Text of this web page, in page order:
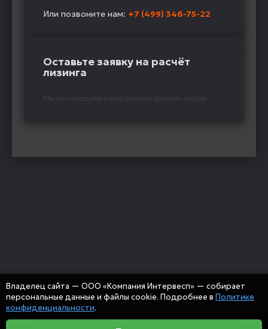
Или позвоните нам: +7 (499) 346-75-22
Оставьте заявку на расчёт
лизинга
Мы не передаём ваши данные третьим лицам
Владелец сайта — ООО «Компания Интервесп» — собирает
персональные данные и файлы cookie. Подробнее в Политике
конфиденциальности.